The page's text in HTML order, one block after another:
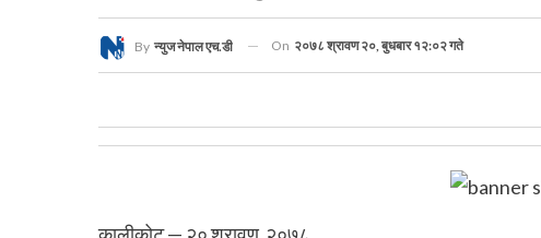
By न्युज नेपाल एच.डी On २०७८ श्रावण २०, बुधबार १२:०२ गते